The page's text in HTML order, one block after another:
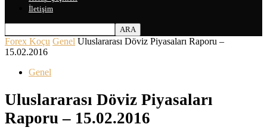
İletişim
Forex Koçu Genel Uluslararası Döviz Piyasaları Raporu –
15.02.2016
Genel
Uluslararası Döviz Piyasaları
Raporu – 15.02.2016